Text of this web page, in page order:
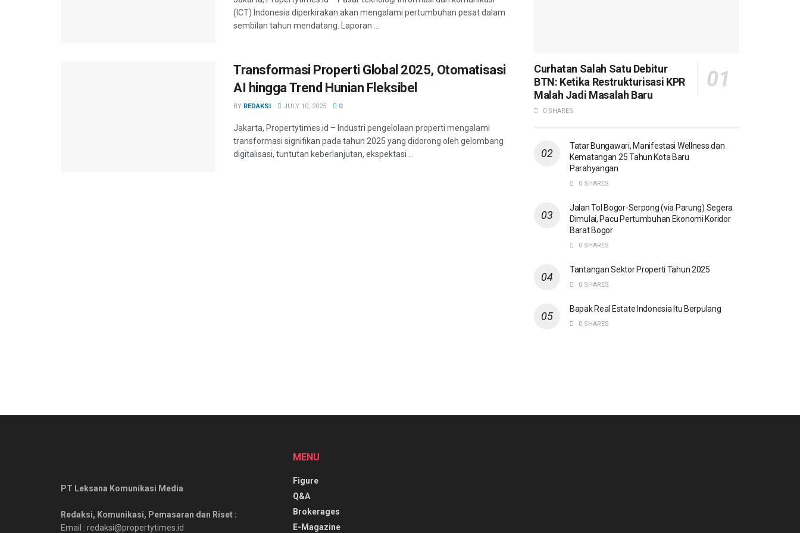
(ICT) Indonesia diperkirakan akan mengalami pertumbuhan pesat dalam
sembilan tahun mendatang. Laporan ...
Transformasi Properti Global 2025, Otomatisasi
AI hingga Trend Hunian Fleksibel
BY REDAKSI JULY 10, 2025 0
Jakarta, Propertytimes.id – Industri pengelolaan properti mengalami
transformasi signifikan pada tahun 2025 yang didorong oleh gelombang
digitalisasi, tuntutan keberlanjutan, ekspektasi ...
Curhatan Salah Satu Debitur
BTN: Ketika Restrukturisasi KPR
Malah Jadi Masalah Baru
0 SHARES
Tatar Bungawari, Manifestasi Wellness dan
Kematangan 25 Tahun Kota Baru
Parahyangan
0 SHARES
Jalan Tol Bogor-Serpong (via Parung) Segera
Dimulai, Pacu Pertumbuhan Ekonomi Koridor
Barat Bogor
0 SHARES
Tantangan Sektor Properti Tahun 2025
0 SHARES
Bapak Real Estate Indonesia Itu Berpulang
0 SHARES
PT Leksana Komunikasi Media
Redaksi, Komunikasi, Pemasaran dan Riset :
Email : redaksi@propertytimes.id
MENU
Figure
Q&A
Brokerages
E-Magazine